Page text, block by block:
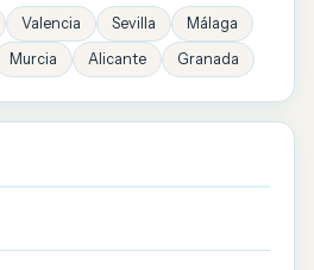
Valencia Sevilla
Málaga
Murcia Alicante Granada